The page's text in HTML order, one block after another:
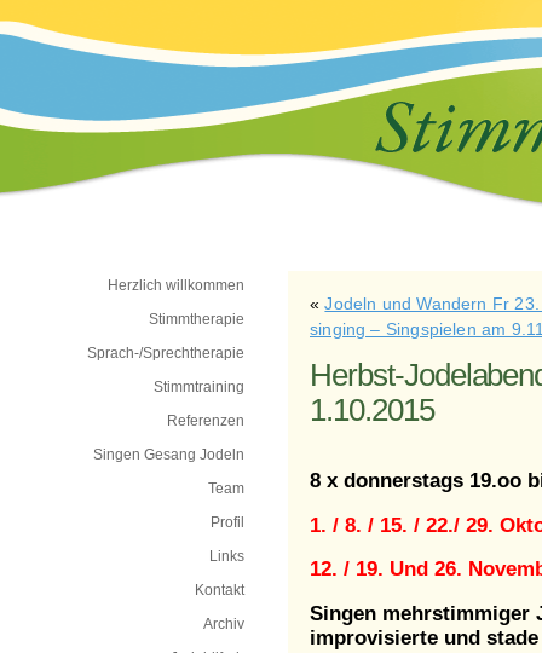
Herzlich willkommen
Stimmtherapie
Sprach-/Sprechtherapie
Stimmtraining
Referenzen
Singen Gesang Jodeln
Team
Profil
Links
Kontakt
Archiv
«Jodeln und Wandern Fr
singing – Singspielen am
Herbst-
1.10.2015
8 x donnerstags 19.oo
1. / 8. / 15. / 22./ 29.
12. / 19. Und 26.
Singen mehrstimmiger
improvisierte und